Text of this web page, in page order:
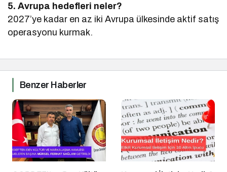
5. Avrupa hedefleri neler?
2027’ye kadar en az iki Avrupa ülkesinde aktif satış
operasyonu kurmak.
Benzer Haberler